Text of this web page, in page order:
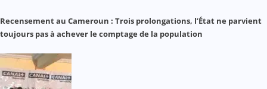
Recensement au Cameroun : Trois prolongations, l’État ne parvient
toujours pas à achever le comptage de la population